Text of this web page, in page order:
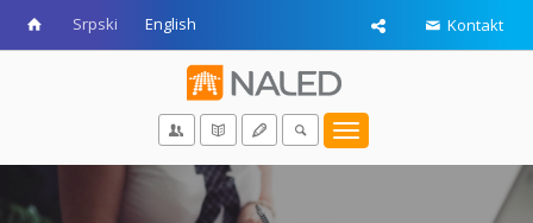
Srpski English Kontakt
Toggle
navigation